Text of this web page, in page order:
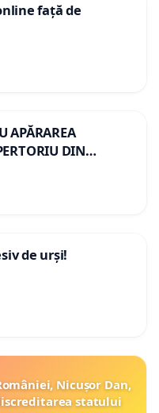
față de
APĂRAREA
DIN
de urși!
Nicușor Dan,
statului